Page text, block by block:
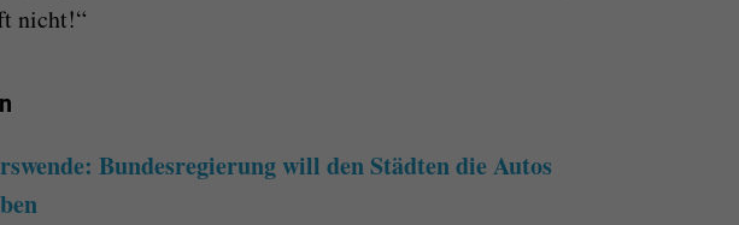
nicht!“
Bundesregierung will den Städten die Autos